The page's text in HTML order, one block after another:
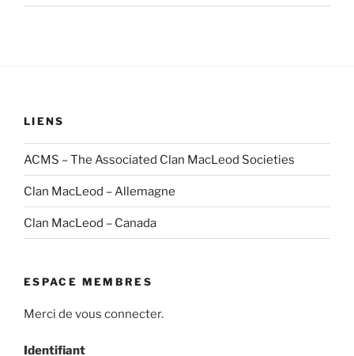
LIENS
ACMS – The Associated Clan MacLeod Societies
Clan MacLeod – Allemagne
Clan MacLeod – Canada
ESPACE MEMBRES
Merci de vous connecter.
Identifiant